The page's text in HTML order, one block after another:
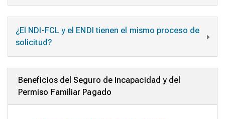
¿El NDI-FCL y el ENDI tienen el mismo proceso de
solicitud?
Beneficios del Seguro de Incapacidad y del
Permiso Familiar Pagado